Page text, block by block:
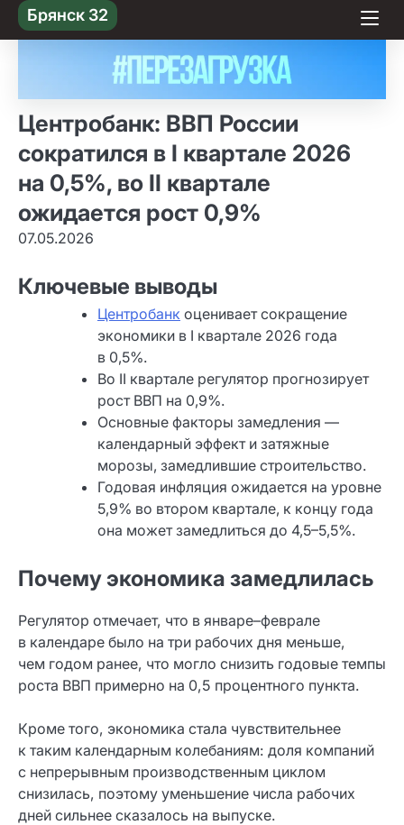
Skip
to content
Брянск 32
Центробанк: ВВП России
сократился в I квартале 2026
на 0,5%, во II квартале
ожидается рост 0,9%
07.05.2026
Ключевые выводы
Центробанк оценивает сокращение
экономики в I квартале 2026 года
в 0,5%.
Во II квартале регулятор прогнозирует
рост ВВП на 0,9%.
Основные факторы замедления —
календарный эффект и затяжные
морозы, замедлившие строительство.
Годовая инфляция ожидается на уровне
5,9% во втором квартале, к концу года
она может замедлиться до 4,5–5,5%.
Почему экономика замедлилась
Регулятор отмечает, что в январе–феврале
в календаре было на три рабочих дня меньше,
чем годом ранее, что могло снизить годовые темпы
роста ВВП примерно на 0,5 процентного пункта.
Кроме того, экономика стала чувствительнее
к таким календарным колебаниям: доля компаний
с непрерывным производственным циклом
снизилась, поэтому уменьшение числа рабочих
дней сильнее сказалось на выпуске.